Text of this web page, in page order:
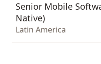
Senior Mobile
Native)
Latin America